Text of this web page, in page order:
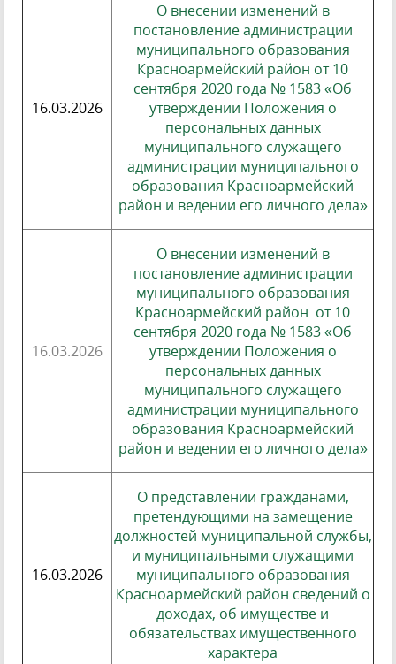
16.03.2026
О внесении изменений в
постановление администрации
муниципального образования
Красноармейский район от 10
сентября 2020 года № 1583 «Об
утверждении Положения о
персональных данных
муниципального служащего
администрации муниципального
образования Красноармейский
район и ведении его личного дела»
16.03.2026
О внесении изменений в
постановление администрации
муниципального образования
Красноармейский район от 10
сентября 2020 года № 1583 «Об
утверждении Положения о
персональных данных
муниципального служащего
администрации муниципального
образования Красноармейский
район и ведении его личного дела»
16.03.2026
О представлении гражданами,
претендующими на замещение
должностей муниципальной службы,
и муниципальными служащими
муниципального образования
Красноармейский район сведений о
доходах, об имуществе и
обязательствах имущественного
характера